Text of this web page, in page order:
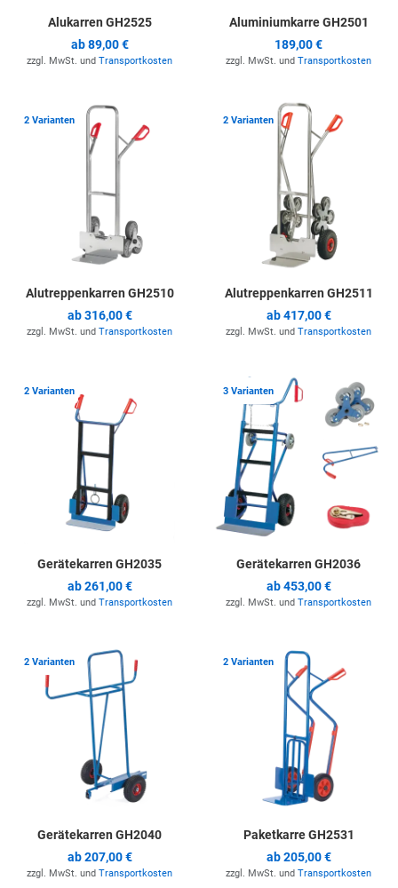
Alukarren GH2525
ab89,00 €
zzgl. MwSt. und Transportkosten
Aluminiumkarre GH2501
189,00 €
zzgl. MwSt. und Transportkosten
2 Varianten Zur Merkliste hinzufügen
Alutreppenkarren GH2510
ab316,00 €
zzgl. MwSt. und Transportkosten
2 Varianten
Alutreppenkarren GH2511
ab417,00 €
zzgl. MwSt. und Transportkosten
2 Varianten Zur Merkliste hinzufügen
Gerätekarren GH2035
ab261,00 €
zzgl. MwSt. und Transportkosten
3 Varianten
Gerätekarren GH2036
ab453,00 €
zzgl. MwSt. und Transportkosten
2 Varianten Zur Merkliste hinzufügen
Gerätekarren GH2040
ab207,00 €
zzgl. MwSt. und Transportkosten
2 Varianten
Paketkarre GH2531
ab205,00 €
zzgl. MwSt. und Transportkosten